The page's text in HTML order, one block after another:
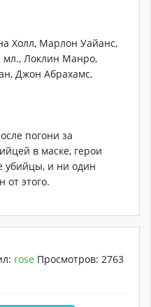
Холл, Марлон Уайанс,
мл., Локлин Манро,
Джон Абрахамс,
погони за
в маске, герои
убийцы, и ни один
от этого.
: rose Просмотров: 2763